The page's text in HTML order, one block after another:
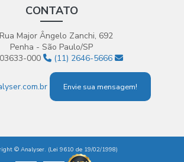
CONTATO
Major Ângelo Zanchi, 692
Penha - São Paulo/SP
000
(11) 2646-5666
Envie sua mensagem!
© Analyser. (Lei 9610 de 19/02/1998)